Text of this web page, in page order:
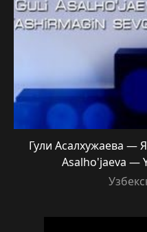
Гули Асалхужаева —
Asalho'jaeva —